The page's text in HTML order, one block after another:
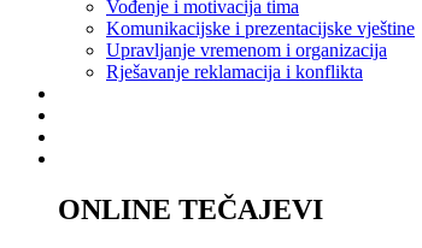
Vođenje i motivacija tima
Komunikacijske i prezentacijske vještine
Upravljanje vremenom i organizacija
Rješavanje reklamacija i konflikta
ONLINE TEČAJEVI